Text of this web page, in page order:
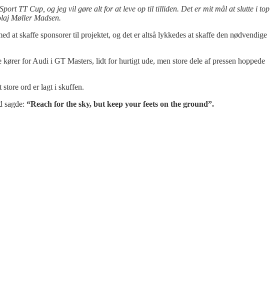
TT Cup, og jeg vil gøre alt for at leve op til tilliden. Det er mit mål at slutte i top
Møller Madsen.
at skaffe sponsorer til projektet, og det er altså lykkedes at skaffe den nødvendige
for Audi i GT Masters, lidt for hurtigt ude, men store dele af pressen hoppede
store ord er lagt i skuffen.
sagde: “Reach for the sky, but keep your feets on the ground”.